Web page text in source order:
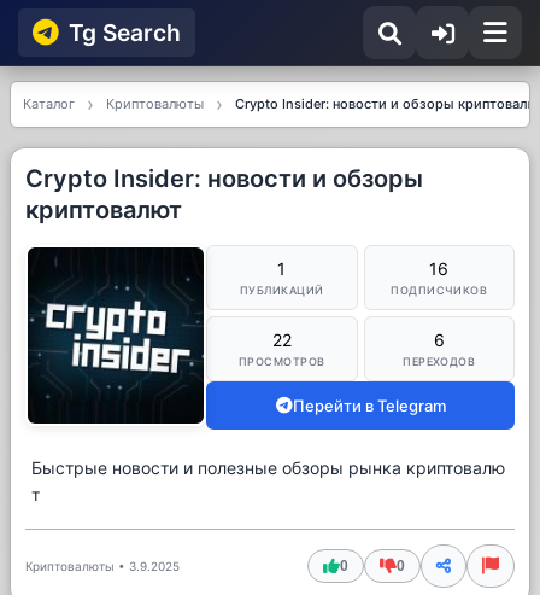
Tg Searсh
Каталог Криптовалюты Crypto Insider: новости и обзоры
Crypto Insider: новости и обзоры
криптовалют
1
ПУБЛИКАЦИЙ
16
ПОДПИСЧИКОВ
22
ПРОСМОТРОВ
6
ПЕРЕХОДОВ
Перейти в Telegram
Быстрые новости и полезные обзоры рынка криптовалю
т
Криптовалюты • 3.9.2025 0 0